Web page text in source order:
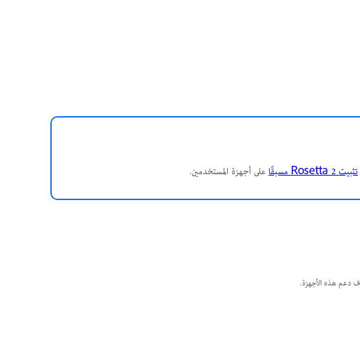
تثبيت Rosetta 2 مسبقًا على أجهزة المستخدمين.